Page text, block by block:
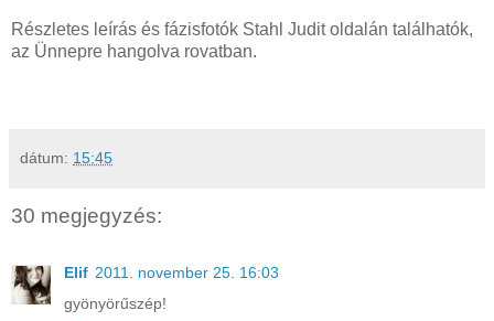
Részletes leírás és fázisfotók Stahl Judit oldalán találhatók,
az Ünnepre hangolva rovatban.
dátum: 15:45
30 megjegyzés:
Elif 2011. november 25. 16:03
gyönyörűszép!